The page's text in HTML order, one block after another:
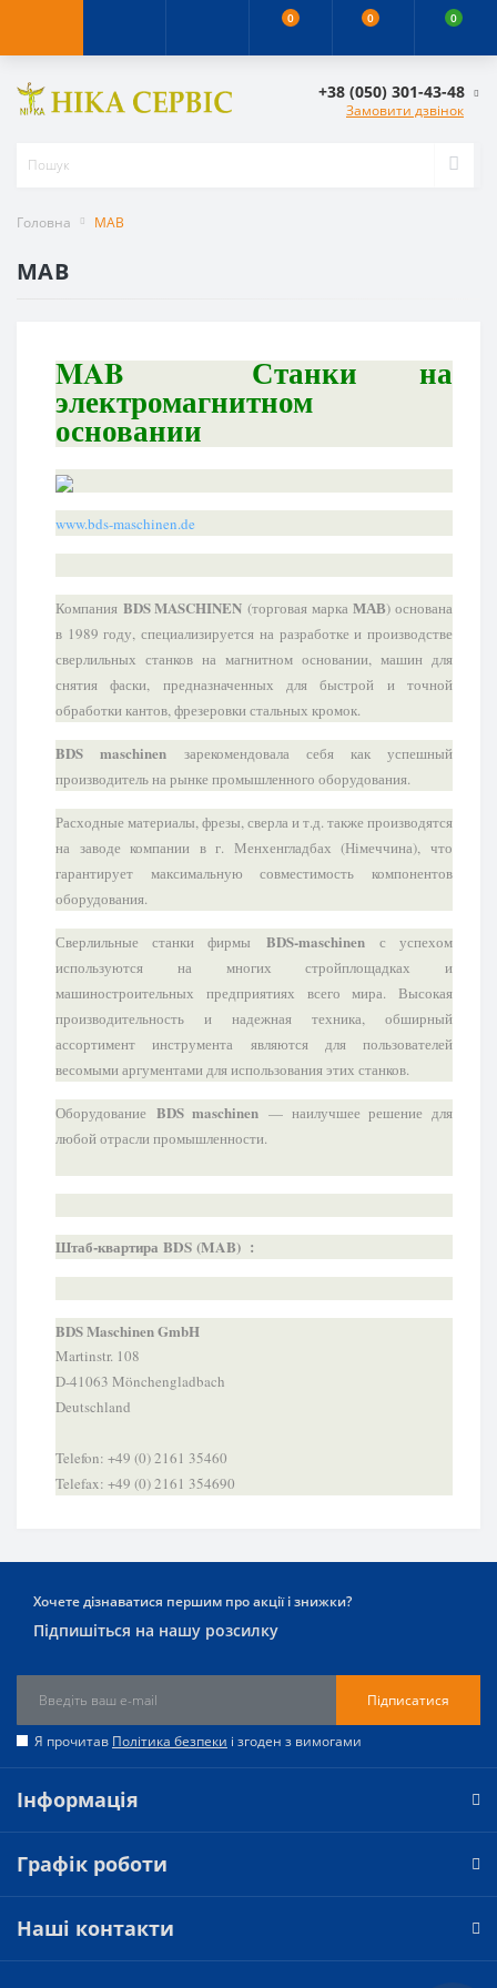
0 0 0
+38 (050) 301-43-48
Замовити дзвінок
Головна MAB
MAB
MABСтанки на
электромагнитном
основании
www.bds-maschinen.de
Компания BDS MASCHINEN (торговая маркаМАВ) основана
в 1989 году, специализируется на разработке и производстве
сверлильных станков на магнитном основании, машин для
снятия фаски, предназначенных для быстрой и точной
обработки кантов, фрезеровки стальных кромок.
BDS maschinen зарекомендовала себя как успешный
производитель на рынке промышленного оборудования.
Расходные материалы, фрезы, сверла и т.д. также производятся
на заводе компании в г. Менхенгладбах (Німеччина), что
гарантирует максимальную совместимость компонентов
оборудования.
Сверлильные станки фирмы BDS-maschinenс успехом
используются на многих стройплощадках и
машиностроительных предприятиях всего мира. Высокая
производительность и надежная техника, обширный
ассортимент инструмента являются для пользователей
весомыми аргументами для использования этих станков.
Оборудование BDS maschinen — наилучшее решение для
любой отрасли промышленности.
Штаб-квартира BDS (MAB) :
BDS Maschinen GmbH
Martinstr. 108
D-41063 Mönchengladbach
Deutschland
Telefon: +49 (0) 2161 35460
Telefax: +49 (0) 2161 354690
Хочете дізнаватися першим про акції і знижки?
Підпишіться на нашу розсилку
Підписатися
Я прочитав Політика безпеки і згоден з вимогами
Інформація
Графік роботи
Наші контакти